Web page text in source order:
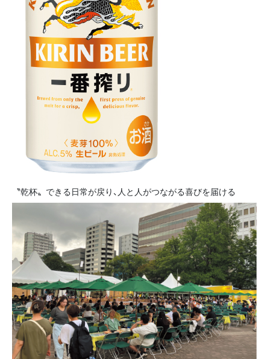
〝乾杯〟できる日常が戻り、人と人がつながる喜びを届ける